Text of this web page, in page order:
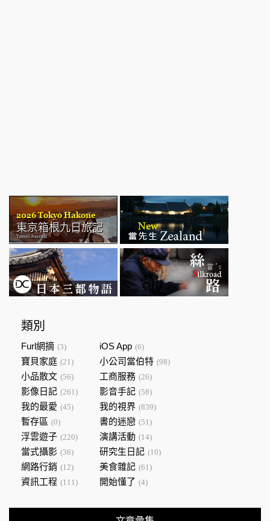
類別
Furl網摘 (3) iOS App (6)
寶貝家庭 (21) 小公司當伯特 (98)
小品散文 (56) 工商服務 (26)
影像日記 (261) 影音手記 (58)
我的最愛 (45) 我的視界 (839)
暫存區 (0) 書的迷戀 (51)
浮雲遊子 (220) 演講活動 (14)
當式攝影 (36) 研究生日記 (10)
網路行銷 (12) 美食雜記 (61)
資訊工程 (111) 開始懂了 (4)